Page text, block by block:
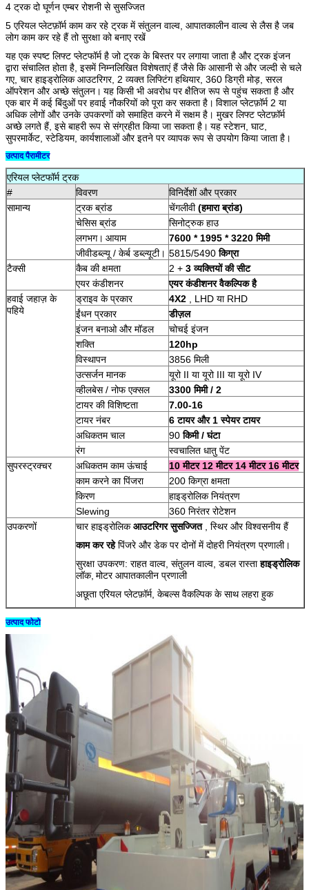
4 ट्रक दो घूर्णन एम्बर रोशनी से सुसज्जित
5 एरियल प्लेटफ़ॉर्म काम कर रहे ट्रक में संतुलन वाल्व, आपातकालीन वाल्व से लैस है जब
लोग काम कर रहे हैं तो सुरक्षा को बनाए रखें
यह एक स्पष्ट लिफ्ट प्लेटफॉर्म है जो ट्रक के बिस्तर पर लगाया जाता है और ट्रक इंजन
द्वारा संचालित होता है, इसमें निम्नलिखित विशेषताएं हैं जैसे कि आसानी से और जल्दी से चले
गए, चार हाइड्रोलिक आउटरिगर, 2 व्यक्त लिफ्टिंग हथियार, 360 डिग्री मोड़, सरल
ऑपरेशन और अच्छे संतुलन। यह किसी भी अवरोध पर क्षैतिज रूप से पहुंच सकता है और
एक बार में कई बिंदुओं पर हवाई नौकरियों को पूरा कर सकता है। विशाल प्लेटफ़ॉर्म 2 या
अधिक लोगों और उनके उपकरणों को समाहित करने में सक्षम है। मुखर लिफ्ट प्लेटफ़ॉर्म
अच्छे लगते हैं, इसे बाहरी रूप से संग्रहीत किया जा सकता है। यह स्टेशन, घाट,
सुपरमार्केट, स्टेडियम, कार्यशालाओं और इतने पर व्यापक रूप से उपयोग किया जाता है।
उत्पाद पैरामीटर
एरियल प्लेटफॉर्म ट्रक
#
विवरण
विनिर्देशों और प्रकार
सामान्य
ट्रक ब्रांड चेंगलीवी(हमारा ब्रांड)
चेसिस ब्रांड
सिनोट्रुक हाउ
लगभग। आयाम 7600 * 1995 * 3220 मिमी
जीवीडब्ल्यू / केर्ब डब्ल्यूटी। 5815/5490किग्रा
टैक्सी
कैब की क्षमता 2 + 3 व्यक्तियों की सीट
एयर कंडीशनर
एयर कंडीशनर वैकल्पिक है
हवाई जहाज़ के
पहिये
ड्राइव के प्रकार 4X2 , LHD या RHD
ईंधन प्रकार
डीज़ल
इंजन बनाओ और मॉडल
चोचई इंजन
शक्ति
120hp
विस्थापन
3856 मिली
उत्सर्जन मानक
यूरो II या यूरो III या यूरो IV
व्हीलबेस / नोफ एक्सल
3300 मिमी / 2
टायर की विशिष्टता
7.00-16
टायर नंबर
6 टायर और 1 स्पेयर टायर
अधिकतम चाल
90किमी / घंटा
रंग
स्वचालित धातु पेंट
सुपरस्ट्रक्चर
अधिकतम काम ऊंचाई
10 मीटर 12 मीटर 14 मीटर 16 मीटर
काम करने का पिंजरा
200 किग्रा क्षमता
किरण
हाइड्रोलिक नियंत्रण
Slewing
360 निरंतर रोटेशन
उपकरणों
चार हाइड्रोलिकआउटरिगर सुसज्जित, स्थिर और विश्वसनीय हैं
काम कर रहेपिंजरे और डेक पर दोनों में दोहरी नियंत्रण प्रणाली।
सुरक्षा उपकरण: राहत वाल्व, संतुलन वाल्व, डबल रास्ताहाइड्रोलिक
लॉक, मोटर आपातकालीन प्रणाली
अछूता एरियल प्लेटफ़ॉर्म, केबल्स वैकल्पिक के साथ लहरा हुक
उत्पाद फोटो